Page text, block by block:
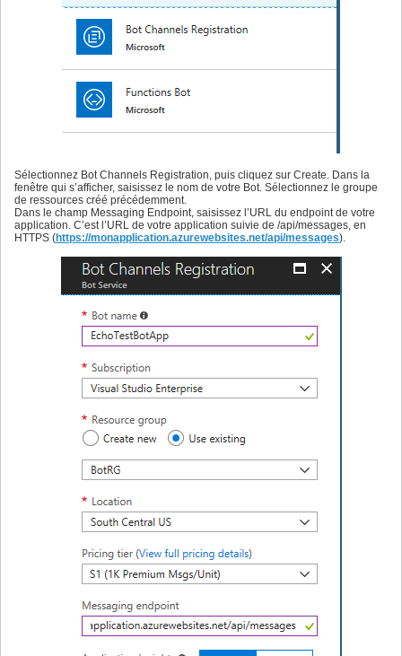
Sélectionnez Bot Channels Registration, puis cliquez sur Create. Dans la
fenêtre qui s’afficher, saisissez le nom de votre Bot. Sélectionnez le groupe
de ressources créé précédemment.
Dans le champ Messaging Endpoint, saisissez l’URL du endpoint de votre
application. C’est l’URL de votre application suivie de /api/messages, en
HTTPS (https://monapplication.azurewebsites.net/api/messages).